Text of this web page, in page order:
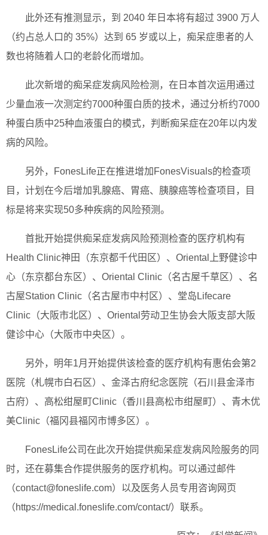
此外还有推测显示，到 2040 年日本将有超过 3900 万人
（约占总人口的 35%）达到 65 岁或以上，痴呆症患者的人
数也将随着人口的老龄化而增加。
此次新增的痴呆症发病风险检测，在日本首次运用通过
少量血液一次测定约7000种蛋白质的技术，通过分析约7000
种蛋白质中25种血液蛋白的模式，判断痴呆症在20年以内发
病的风险。
另外，FonesLife正在推进增加FonesVisuals的检查项
目，计划在今后增加乳腺癌、胃癌、胰腺癌等检查项目，目
标是将来实现50多种疾病的风险预测。
首批开始提供痴呆症发病风险预测检查的医疗机构有
Health Clinic神田（东京都千代田区）、Oriental上野健诊中
心（东京都台东区）、Oriental Clinic（名古屋千草区）、名
古屋Station Clinic（名古屋市中村区）、堂岛Lifecare
Clinic（大阪市北区）、Oriental劳动卫生协会大阪支部大阪
健诊中心（大阪市中央区）。
另外，明年1月开始提供该检查的医疗机构有惠佑会第2
医院（札幌市白石区）、金泽古府纪念医院（石川县金泽市
古府）、高松绀屋町Clinic（香川县高松市绀屋町）、青木优
美Clinic（福冈县福冈市博多区）。
FonesLife公司在此次开始提供痴呆症发病风险服务的同
时，还在募集合作提供服务的医疗机构。可以通过邮件
（contact@foneslife.com）以及医务人员专用咨询网页
（https://medical.foneslife.com/contact/）联系。